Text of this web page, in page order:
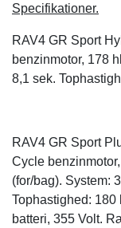
Specifikationer.
RAV4 GR Sport
benzinmotor, 178
8,1 sek.
RAV4 GR Sport
Cycle
(for/bag). System:
Tophastighed: 180
batteri, 355 Volt.